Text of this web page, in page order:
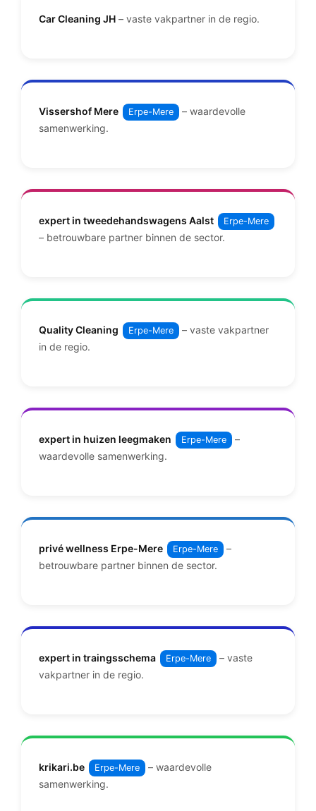
Car Cleaning JH – vaste vakpartner in de regio.
Vissershof Mere Erpe-Mere
– waardevolle
samenwerking.
expert in tweedehandswagens Aalst Erpe-Mere
– betrouwbare partner binnen de sector.
Quality Cleaning Erpe-Mere
– vaste vakpartner
in de regio.
expert in huizen leegmaken Erpe-Mere
–
waardevolle samenwerking.
privé wellness Erpe-Mere Erpe-Mere
–
betrouwbare partner binnen de sector.
expert in traingsschema Erpe-Mere
– vaste
vakpartner in de regio.
krikari.be Erpe-Mere
– waardevolle
samenwerking.